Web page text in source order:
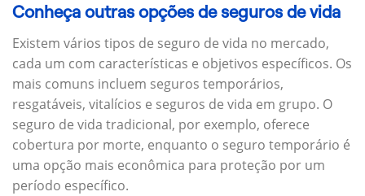
Conheça outras opções de seguros de vida
Existem vários tipos de seguro de vida no mercado,
cada um com características e objetivos específicos. Os
mais comuns incluem seguros temporários,
resgatáveis, vitalícios e seguros de vida em grupo. O
seguro de vida tradicional, por exemplo, oferece
cobertura por morte, enquanto o seguro temporário é
uma opção mais econômica para proteção por um
período específico.